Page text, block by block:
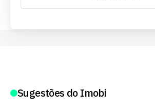
Sugestões do Imobi